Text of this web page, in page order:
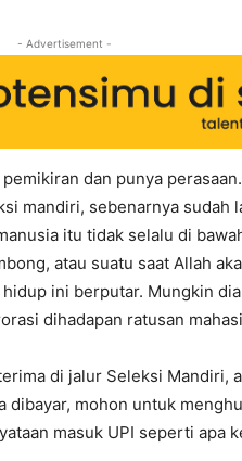
- Advertisement -
dan punya
mandiri, sebenarnya sudah
itu tidak selalu di
atau suatu saat Allah
ini berputar. Mungkin
dihadapan ratusan
di jalur Seleksi Mandiri,
dibayar, mohon untuk
masuk UPI seperti apa